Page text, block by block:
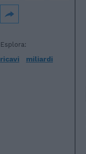
Esplora:
ricavi miliardi